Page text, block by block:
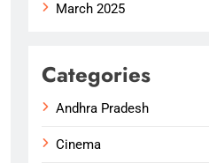
March 2025
Categories
Andhra Pradesh
Cinema